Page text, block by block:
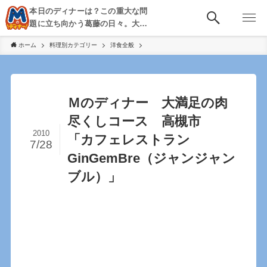
本日のディナーは？この重大な問
題に立ち向かう葛藤の日々。大
阪・京都・神戸を中心とした食べ
歩き、飲み歩きを綴る。
ホーム 料理別カテゴリー 洋食全般
Ｍのディナー 大満足の肉
尽くしコース 高槻市
「カフェレストラン
GinGemBre（ジャンジャン
ブル）」
2010
7/28